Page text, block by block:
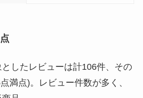
したレビューは計106件、その
満点)。レビュー件数が多く、